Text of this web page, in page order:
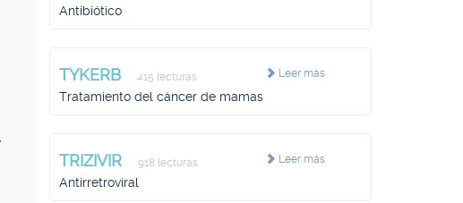
Antibiótico
Leer más
TYKERB 415 lecturas
Tratamiento del cáncer de mamas
Leer más
TRIZIVIR 918 lecturas
Antirretroviral